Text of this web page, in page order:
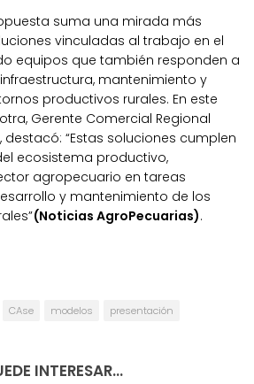
suma una mirada más
vinculadas al trabajo en el
equipos que también responden a
mantenimiento y
productivos rurales. En este
Gerente Comercial Regional
destacó: “Estas soluciones cumplen
ecosistema productivo,
agropecuario en tareas
y mantenimiento de los
(Noticias AgroPecuarias).
CAse modelos presentación
INTERESAR...